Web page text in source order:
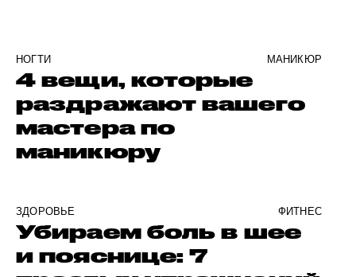
НОГТИ МАНИКЮР
4 вещи, которые
раздражают вашего
мастера по
маникюру
ЗДОРОВЬЕ ФИТНЕС
Убираем боль в шее
и пояснице: 7